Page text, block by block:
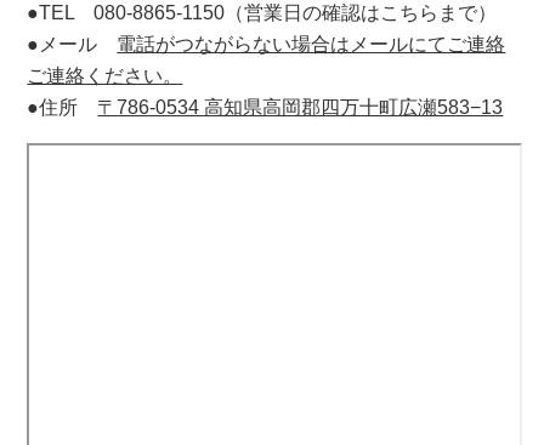
●TEL 080-8865-1150（営業日の確認はこちらまで）
●メール 電話がつながらない場合はメールにてご連絡
ご連絡ください。
●住所 〒786-0534 高知県高岡郡四万十町広瀬583−13